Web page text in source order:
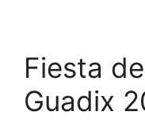
Fiesta
Guadix